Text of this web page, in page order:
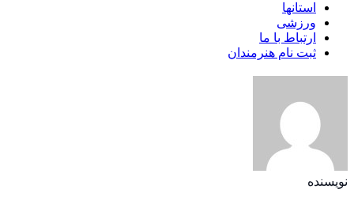
استانها
ورزشی
ارتباط با ما
ثبت نام هنرمندان
نویسنده